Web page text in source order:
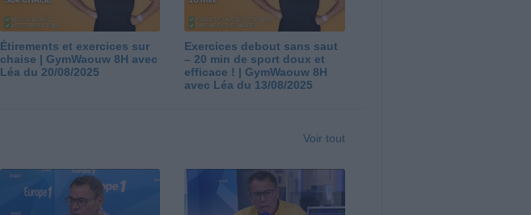
Étirements et exercices sur
chaise | GymWaouw 8H avec
Léa du 20/08/2025
Exercices debout sans saut
– 20 min de sport doux et
efficace ! | GymWaouw 8H
avec Léa du 13/08/2025
Voir tout